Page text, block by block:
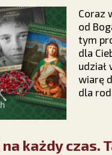
Coraz
od
tym
dla
udział
wiarę
dla
każdy czas.